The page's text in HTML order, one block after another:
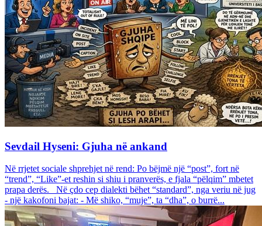
Sevdail Hyseni: Gjuha në ankand
Në rrjetet sociale shprehjet në rend: Po bëjmë një “post”, fort në
“trend”, “Like”-et reshin si shiu i pranverës, e fjala “pëlqim” mbetet
prapa derës. Në çdo cep dialekti bëhet “standard”, nga veriu në jug
- një kakofoni bajat: - Më shiko, “muje”, ta “dha”, o burrë...